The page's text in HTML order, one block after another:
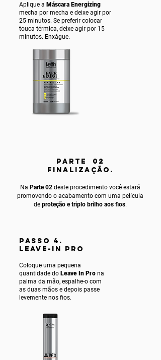
Aplique a Máscara Energizing
mecha por mecha e deixe agir por
25 minutos. Se preferir colocar
touca térmica, deixe agir por 15
minutos. Enxágue.
PARTE 02
FINALIZAÇÃO.
Na Parte 02 deste procedimento você estará
promovendo o acabamento com uma película
de proteção e triplo brilho aos fios.
PASSO 4.
LEAVE-IN PRO
Coloque uma pequena
quantidade do Leave In Pro na
palma da mão, espalhe-o com
as duas mãos e depois passe
levemente nos fios.